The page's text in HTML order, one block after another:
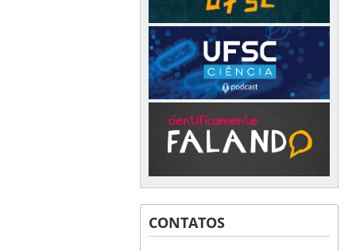
CONTATOS